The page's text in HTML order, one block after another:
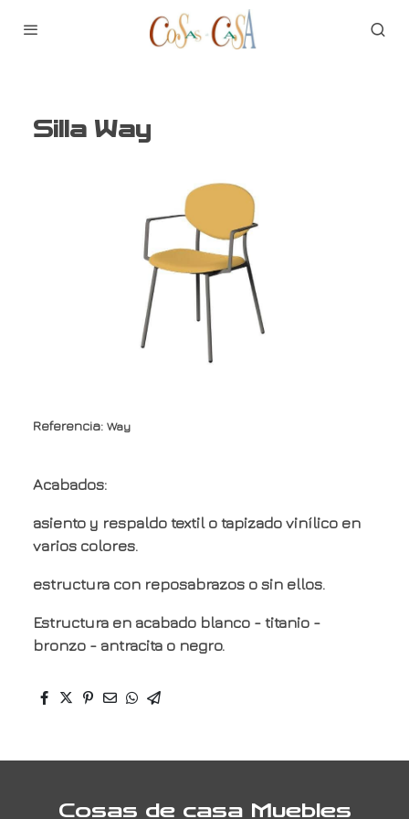
Silla Way
Referencia: Way
Acabados:
asiento y respaldo textil o tapizado vinílico en
varios colores.
estructura con reposabrazos o sin ellos.
Estructura en acabado blanco - titanio -
bronzo - antracita o negro.
Cosas de casa Muebles